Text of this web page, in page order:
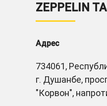
ZEPPELIN
Адрес
734061,
г. Душанбе,
"Корвон",